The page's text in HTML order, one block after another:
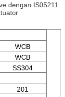
dengan IS05211
WCB
WCB
SS304
201